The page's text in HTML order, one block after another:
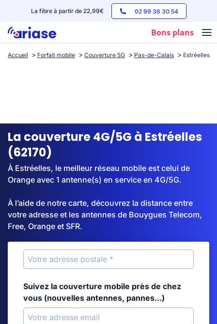
La fibre à partir de 22,99€ 02 99 36 30 54
Bons plans
Box internet
Streaming
Accueil Forfait mobile Couverture 5G Pas-de-Calais Estréelles
La couverture 4G/5G à Estréelles
(62170)
À Estréelles, le meilleur réseau mobile est celui de
Orange avec 1 antenne(s) en service en 4G/5G.
À l’aide de notre carte, découvrez la distance entre
votre adresse et les antennes de Bouygues Telecom,
Free, Orange et SFR.
Suivez la couverture mobile près de chez
vous (nouvelles antennes, pannes...)